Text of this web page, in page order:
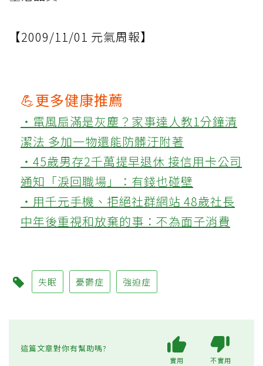
【2009/11/01 元氣周報】
💪更多健康推薦
‧電風扇滿是灰塵？家事達人教1分鐘清
潔法 多加一物還能防髒汙附著
‧45歲男存2千萬提早退休 接信用卡公司
通知「淚回職場」：有錢也碰壁
‧用千元手機、拒絕社群網站 48歲社長
中年後重視和放棄的事：不為面子消費
失眠 憂鬱症 強迫症
這篇文章對你有幫助嗎?
實用 不實用